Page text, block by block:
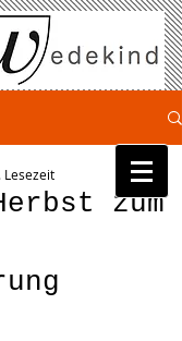
zum
Lesezeit